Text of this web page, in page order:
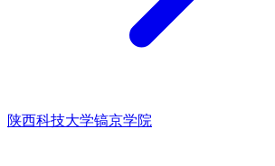
陕西科技大学镐京学院